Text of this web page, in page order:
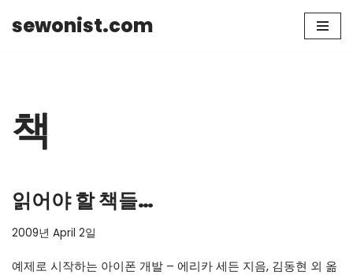
sewonist.com
책
읽어야 할 책들…
2009년 April 2일
예제로 시작하는 아이폰 개발 – 에리카 세든 지음, 김동현 외 옮